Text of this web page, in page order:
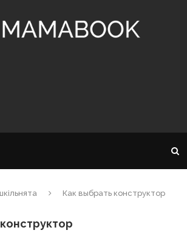
Как выбрать конструктор